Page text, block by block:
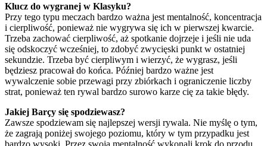
Klucz do wygranej w Klasyku?
Przy tego typu meczach bardzo ważna jest mentalność, koncentracja
i cierpliwość, ponieważ nie wygrywa się ich w pierwszej kwarcie.
Trzeba zachować cierpliwość, aż spotkanie dojrzeje i jeśli nie uda
się odskoczyć wcześniej, to zdobyć zwycięski punkt w ostatniej
sekundzie. Trzeba być cierpliwym i wierzyć, że wygrasz, jeśli
będziesz pracował do końca. Później bardzo ważne jest
wywalczenie sobie przewagi przy zbiórkach i ograniczenie liczby
strat, ponieważ ten rywal bardzo surowo karze cię za takie błędy.
Jakiej Barçy się spodziewasz?
Zawsze spodziewam się najlepszej wersji rywala. Nie myślę o tym,
że zagrają poniżej swojego poziomu, który w tym przypadku jest
bardzo wysoki. Przez swoją mentalność wykonali krok do przodu